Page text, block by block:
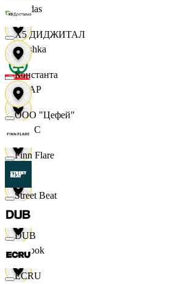
Adidas
Bershka
СПАР
M A C
OBI
RE
Reebok
X5 ДИДЖИТАЛ
Константа
ООО "Цефей"
Finn Flare
Street Beat
DUB
ECRU